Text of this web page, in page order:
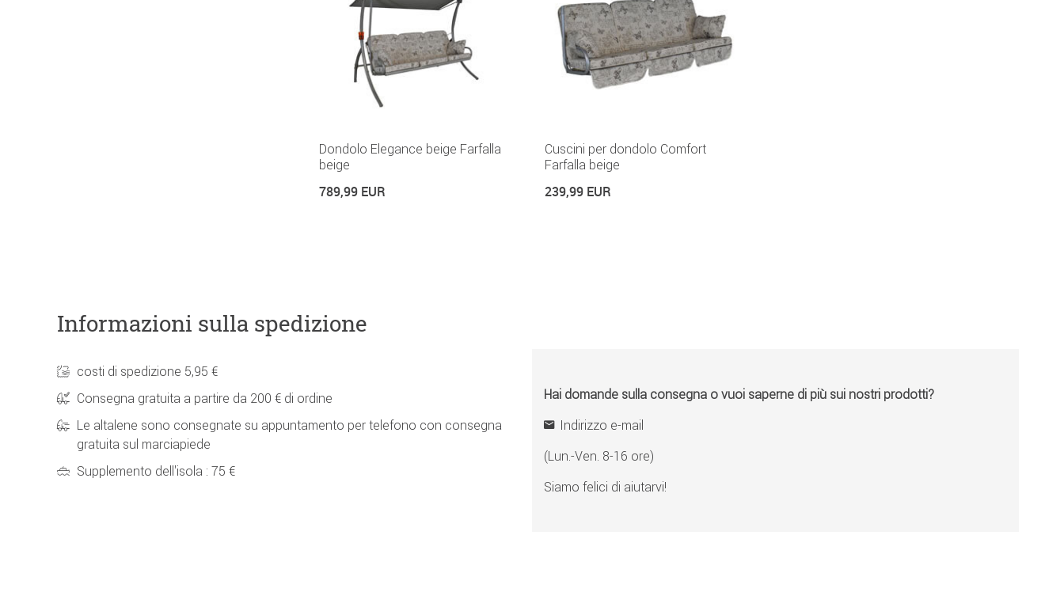
Dondolo Elegance beige Farfalla
beige
789,99 EUR
Cuscini per dondolo Comfort
Farfalla beige
239,99 EUR
Informazioni sulla spedizione
costi di spedizione 5,95 €
Consegna gratuita a partire da 200 € di ordine
Le altalene sono consegnate su appuntamento per telefono con consegna
gratuita sul marciapiede
Supplemento dell'isola : 75 €
Hai domande sulla consegna o vuoi saperne di più sui nostri prodotti?
Indirizzo e-mail
(Lun.-Ven. 8-16 ore)
Siamo felici di aiutarvi!